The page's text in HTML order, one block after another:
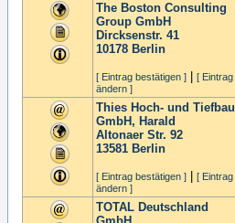
The Boston Consulting
Group GmbH
Dircksenstr. 41
10178 Berlin
[ Eintrag bestätigen ]
[ Eintrag
ändern ]
Thies Hoch- und Tiefbau
GmbH, Harald
Altonaer Str. 92
13581 Berlin
[ Eintrag bestätigen ]
[ Eintrag
ändern ]
TOTAL Deutschland